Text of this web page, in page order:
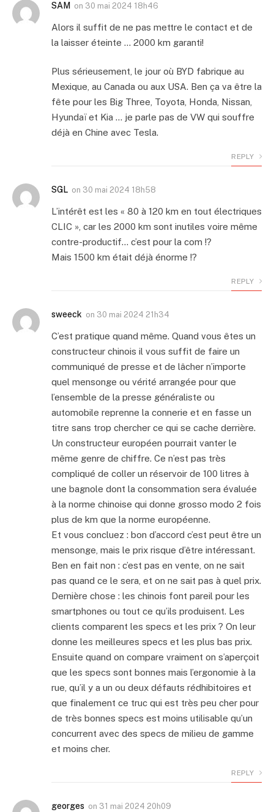
SAM on 30 mai 2024 18h46
Alors il suffit de ne pas mettre le contact et de
la laisser éteinte … 2000 km garanti!
Plus sérieusement, le jour où BYD fabrique au
Mexique, au Canada ou aux USA. Ben ça va être la
fête pour les Big Three, Toyota, Honda, Nissan,
Hyundaï et Kia … je parle pas de VW qui souffre
déjà en Chine avec Tesla.
REPLY
SGL on 30 mai 2024 18h58
L’intérêt est les « 80 à 120 km en tout électriques
CLIC », car les 2000 km sont inutiles voire même
contre-productif… c’est pour la com !?
Mais 1500 km était déjà énorme !?
REPLY
sweeck on 30 mai 2024 21h34
C’est pratique quand même. Quand vous êtes un
constructeur chinois il vous suffit de faire un
communiqué de presse et de lâcher n’importe
quel mensonge ou vérité arrangée pour que
l’ensemble de la presse généraliste ou
automobile reprenne la connerie et en fasse un
titre sans trop chercher ce qui se cache derrière.
Un constructeur européen pourrait vanter le
même genre de chiffre. Ce n’est pas très
compliqué de coller un réservoir de 100 litres à
une bagnole dont la consommation sera évaluée
à la norme chinoise qui donne grosso modo 2 fois
plus de km que la norme européenne.
Et vous concluez : bon d’accord c’est peut être un
mensonge, mais le prix risque d’être intéressant.
Ben en fait non : c’est pas en vente, on ne sait
pas quand ce le sera, et on ne sait pas à quel prix.
Dernière chose : les chinois font pareil pour les
smartphones ou tout ce qu’ils produisent. Les
clients comparent les specs et les prix ? On leur
donne les meilleures specs et les plus bas prix.
Ensuite quand on compare vraiment on s’aperçoit
que les specs sont bonnes mais l’ergonomie à la
rue, qu’il y a un ou deux défauts rédhibitoires et
que finalement ce truc qui est très peu cher pour
de très bonnes specs est moins utilisable qu’un
concurrent avec des specs de milieu de gamme
et moins cher.
REPLY
georges on 31 mai 2024 20h09